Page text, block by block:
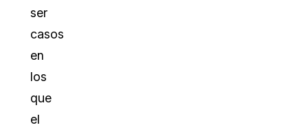
ser
casos
en
los
que
el